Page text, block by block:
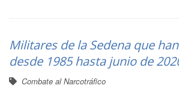
Militares de la Sedena que
desde 1985 hasta junio de
Combate al Narcotráfico